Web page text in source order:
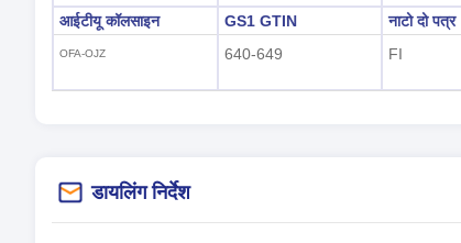
आईटीयू कॉलसाइन
OFA-OJZ
GS1 GTIN
640-649
नाटो दो पत्र
FI
डायलिंग निर्देश